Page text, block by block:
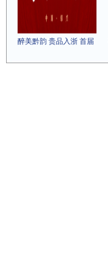
醉美黔韵 贵品入浙 首届